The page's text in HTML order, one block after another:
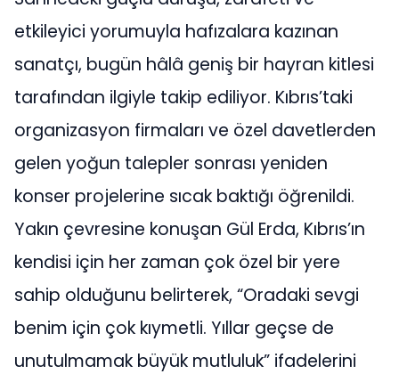
etkileyici yorumuyla hafızalara kazınan
sanatçı, bugün hâlâ geniş bir hayran kitlesi
tarafından ilgiyle takip ediliyor. Kıbrıs’taki
organizasyon firmaları ve özel davetlerden
gelen yoğun talepler sonrası yeniden
konser projelerine sıcak baktığı öğrenildi.
Yakın çevresine konuşan Gül Erda, Kıbrıs’ın
kendisi için her zaman çok özel bir yere
sahip olduğunu belirterek, “Oradaki sevgi
benim için çok kıymetli. Yıllar geçse de
unutulmamak büyük mutluluk” ifadelerini